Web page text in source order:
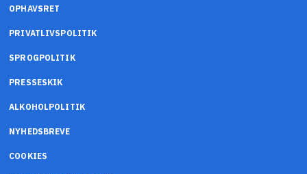
OPHAVSRET
PRIVATLIVSPOLITIK
SPROGPOLITIK
PRESSESKIK
ALKOHOLPOLITIK
NYHEDSBREVE
COOKIES